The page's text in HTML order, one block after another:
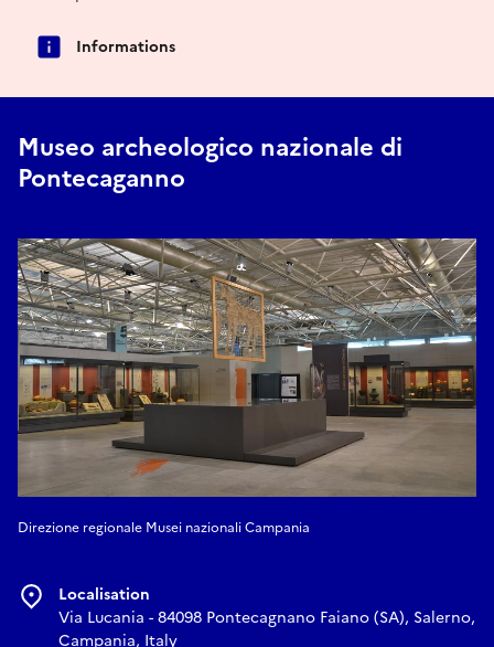
Informations
Museo archeologico nazionale di
Pontecaganno
Direzione regionale Musei nazionali Campania
Localisation
Via Lucania - 84098 Pontecagnano Faiano (SA), Salerno,
Campania, Italy